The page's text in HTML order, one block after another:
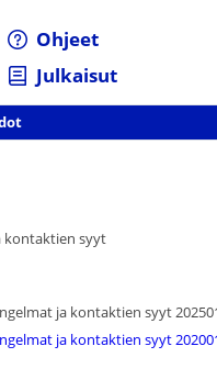
Ohjeet
Julkaisut
kontaktien syyt
ja kontaktien syyt
ja kontaktien syyt